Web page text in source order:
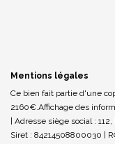
Mentions légales
Ce bien fait partie d'une
2160€.Affichage des
| Adresse siège social :
Siret : 84214508800030 |